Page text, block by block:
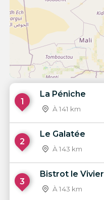
1
La Péniche
À 141 km
2
Le Galatée
À 143 km
3
Bistrot le Vivier
À 143 km